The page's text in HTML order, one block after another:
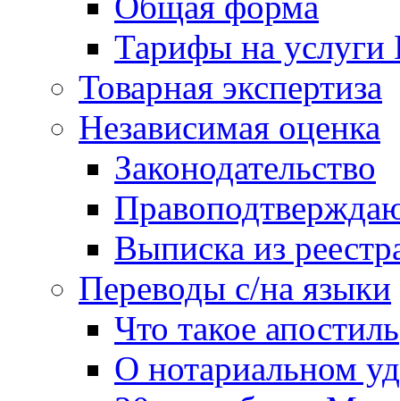
Тарифы на
Товарная экспертиза
Независимая оценка
Законодательство
Выписка из
Переводы с/на языки
Что такое апостиль
О нотариальном